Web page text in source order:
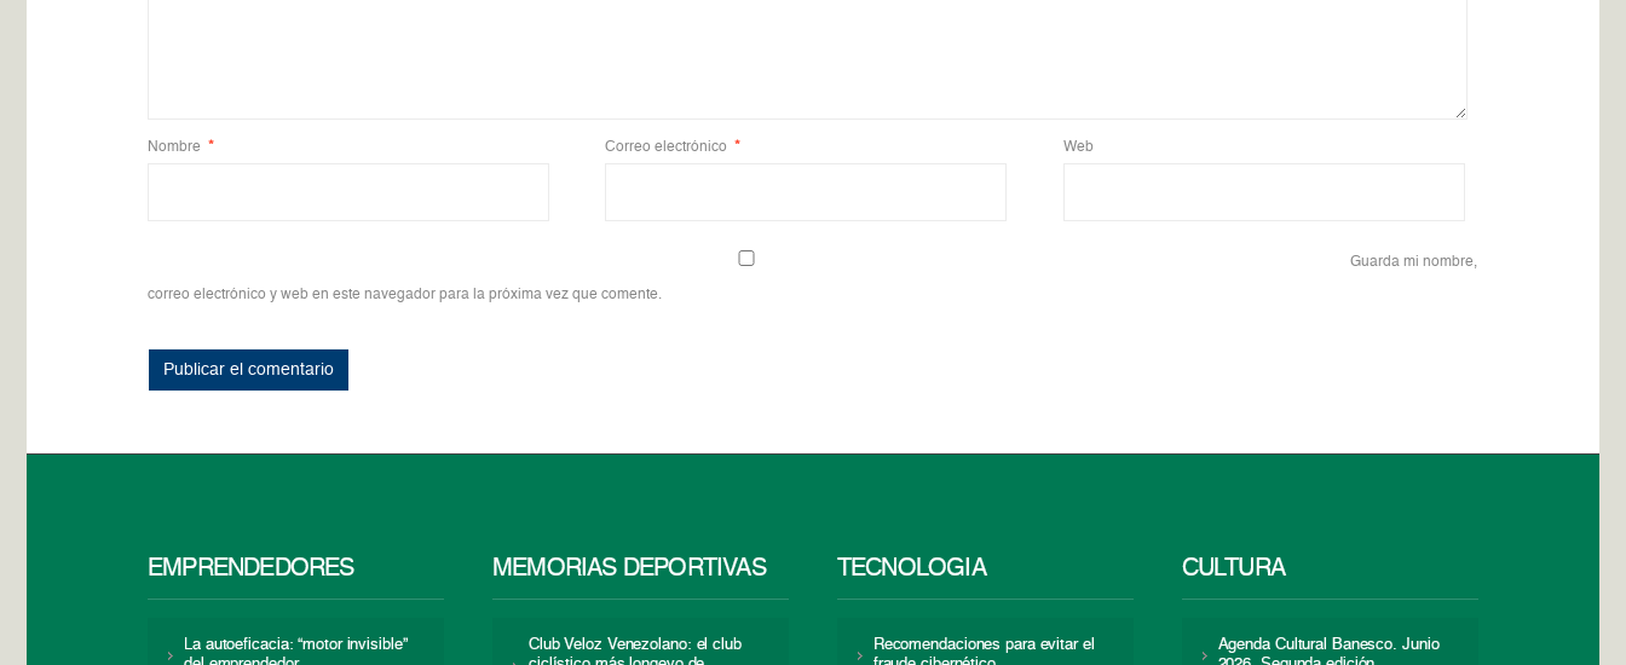
Nombre * Correo electrónico * Web
Guarda mi nombre,
correo electrónico y web en este navegador para la próxima vez que comente.
EMPRENDEDORES
La autoeficacia: “motor invisible”
MEMORIAS DEPORTIVAS
Club Veloz Venezolano: el club
TECNOLOGÍA
Recomendaciones para evitar el
CULTURA
Agenda Cultural Banesco. Junio